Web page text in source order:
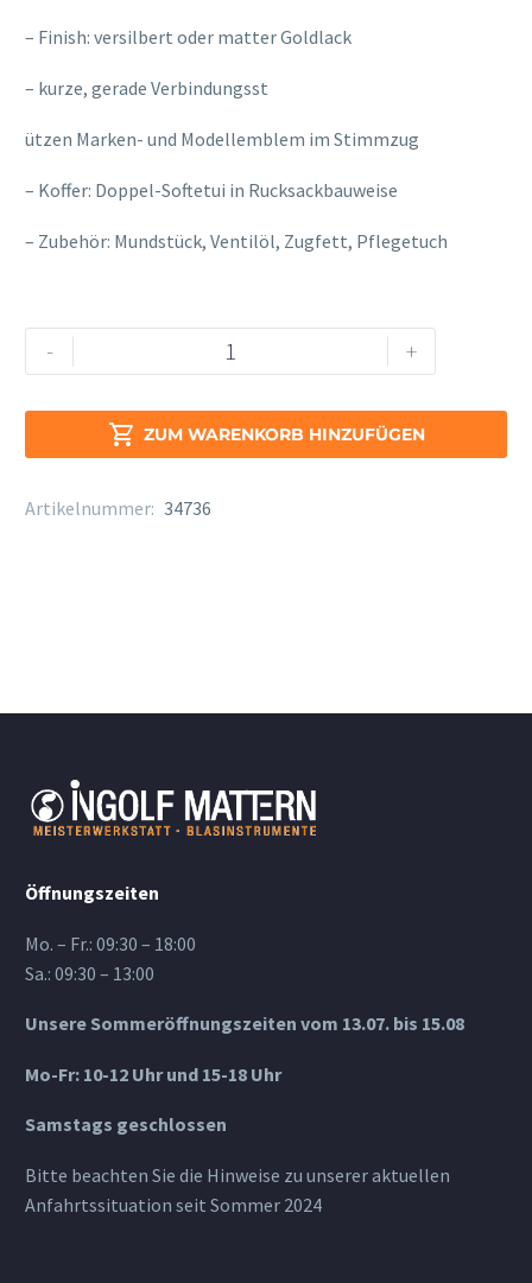
– Finish: versilbert oder matter Goldlack
– kurze, gerade Verbindungsst
osteopathe-nyon-cabinet-monney
ützen Marken- und Modellemblem im Stimmzug
– Koffer: Doppel-Softetui in Rucksackbauweise
– Zubehör: Mundstück, Ventilöl, Zugfett, Pflegetuch
-
BSPBB-
versilbert
+
 ZUM WARENKORB HINZUFÜGEN
Alternative:
Artikelnummer: 34736
Öffnungszeiten
Mo. – Fr.: 09:30 – 18:00
Sa.: 09:30 – 13:00
Unsere Sommeröffnungszeiten vom 13.07. bis 15.08
Mo-Fr: 10-12 Uhr und 15-18 Uhr
Samstags geschlossen
Bitte beachten Sie die Hinweise zu unserer aktuellen
Anfahrtssituation seit Sommer 2024